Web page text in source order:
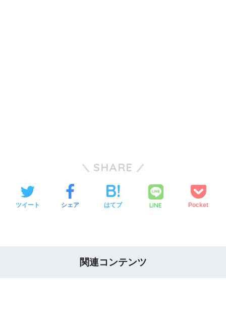
SHARE
ツイート シェア はてブ LINE Pocket
関連コンテンツ